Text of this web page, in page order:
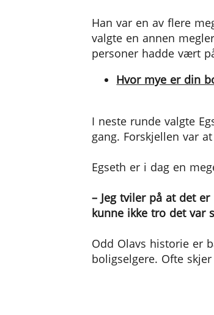
Han var en av flere
valgte en annen
personer hadde vært
Hvor mye er din
I neste runde valgte
gang. Forskjellen var
Egseth er i dag en
– Jeg tviler på at det
kunne ikke tro det var
Odd Olavs historie er
boligselgere. Ofte